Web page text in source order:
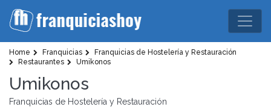
Home Franquicias
Franquicias de Hostelería y Restauración
Restaurantes
Umikonos
Umikonos
Franquicias de Hostelería y Restauración